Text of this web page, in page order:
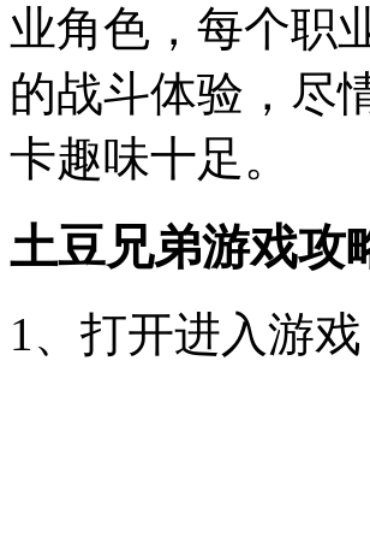
业角色，每个职
的战斗体验，尽
卡趣味十足。
土豆兄弟游戏攻
1、打开进入游